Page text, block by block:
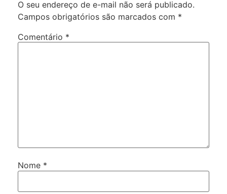
O seu endereço de e-mail não será publicado.
Campos obrigatórios são marcados com *
Comentário *
Nome *